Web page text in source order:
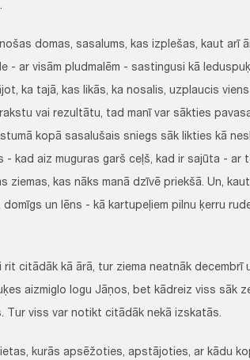
domas, sasalums, kas izplešas, kaut arī
- ar visām pludmalēm - sastingusi kā
ka tajā, kas likās, ka nosalis, uzplaucis
vai rezultātu, tad manī var sākties
kopā sasalušais sniegs sāk likties kā
- kad aiz muguras garš ceļš, kad ir sajūta - ar
kas nāks manā dzīvē priekšā. Un,
un lēns - kā kartupeļiem pilnu ķerru
kā ārā, tur ziema neatnāk decembrī
aizmiglo logu Jāņos, bet kādreiz viss sāk
Tur viss var notikt citādāk nekā izskatās.
kurās apsēžoties, apstājoties, ar kādu